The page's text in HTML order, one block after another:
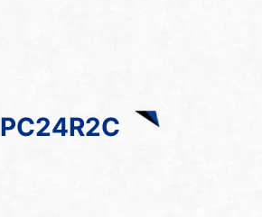
PC24R2C